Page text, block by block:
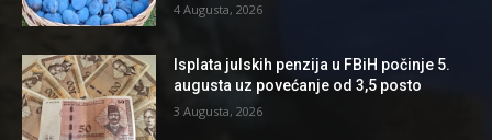
4 Augusta, 2026
Isplata julskih penzija u FBiH počinje 5.
augusta uz povećanje od 3,5 posto
3 Augusta, 2026